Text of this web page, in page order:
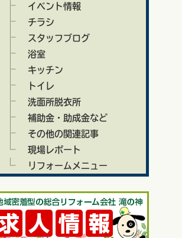
イベント情報
チラシ
スタッフブログ
浴室
キッチン
トイレ
洗面所脱衣所
補助金・助成金など
その他の関連記事
現場レポート
リフォームメニュー